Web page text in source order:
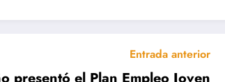
Entrada anterior